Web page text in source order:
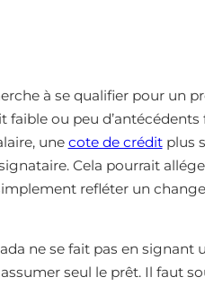
à se qualifier pour un
ou peu d’antécédents
une cote de créditplus
Cela pourrait
refléter un
ne se fait pas en signant
seul le prêt. Il faut